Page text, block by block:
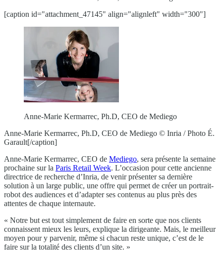
[caption id="attachment_47145" align="alignleft" width="300"]
Anne-Marie Kermarrec, Ph.D, CEO de Mediego
Anne-Marie Kermarrec, Ph.D, CEO de Mediego © Inria / Photo É.
Garault[/caption]
Anne-Marie Kermarrec, CEO de Mediego, sera présente la semaine
prochaine sur la Paris Retail Week. L’occasion pour cette ancienne
directrice de recherche d’Inria, de venir présenter sa dernière
solution à un large public, une offre qui permet de créer un portrait-
robot des audiences et d’adapter ses contenus au plus près des
attentes de chaque internaute.
« Notre but est tout simplement de faire en sorte que nos clients
connaissent mieux les leurs, explique la dirigeante. Mais, le meilleur
moyen pour y parvenir, même si chacun reste unique, c’est de le
faire sur la totalité des clients d’un site. »